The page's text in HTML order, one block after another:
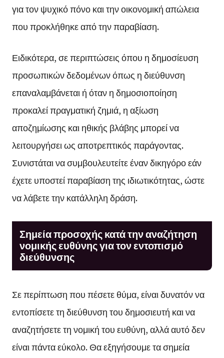
για τον ψυχικό πόνο και την οικονομική απώλεια
που προκλήθηκε από την παραβίαση.
Ειδικότερα, σε περιπτώσεις όπου η δημοσίευση
προσωπικών δεδομένων όπως η διεύθυνση
επαναλαμβάνεται ή όταν η δημοσιοποίηση
προκαλεί πραγματική ζημιά, η αξίωση
αποζημίωσης και ηθικής βλάβης μπορεί να
λειτουργήσει ως αποτρεπτικός παράγοντας.
Συνιστάται να συμβουλευτείτε έναν δικηγόρο εάν
έχετε υποστεί παραβίαση της ιδιωτικότητας, ώστε
να λάβετε την κατάλληλη δράση.
Σημεία προσοχής κατά την αναζήτηση
νομικής ευθύνης για τον εντοπισμό
διεύθυνσης
Σε περίπτωση που πέσετε θύμα, είναι δυνατόν να
εντοπίσετε τη διεύθυνση του δημοσιευτή και να
αναζητήσετε τη νομική του ευθύνη, αλλά αυτό δεν
είναι πάντα εύκολο. Θα εξηγήσουμε τα σημεία